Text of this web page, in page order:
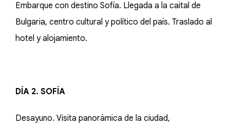
Embarque con destino Sofía. Llegada a la caital de
Bulgaria, centro cultural y político del país. Traslado al
hotel y alojamiento.
DÍA 2. SOFÍA
Desayuno. Visita panorámica de la ciudad,